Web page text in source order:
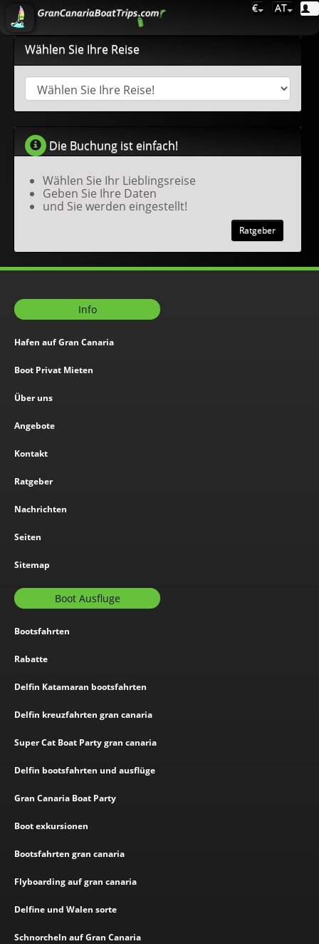
€ AT
Wählen Sie Ihre Reise
Die Buchung ist einfach!
Wählen Sie Ihr Lieblingsreise
Geben Sie Ihre Daten
und Sie werden eingestellt!
Ratgeber
Info
Hafen auf Gran Canaria
Boot Privat Mieten
Über uns
Angebote
Kontakt
Ratgeber
Nachrichten
Seiten
Sitemap
Boot Ausfluge
Bootsfahrten
Rabatte
Delfin Katamaran bootsfahrten
Delfin kreuzfahrten gran canaria
Super Cat Boat Party gran canaria
Delfin bootsfahrten und ausflüge
Gran Canaria Boat Party
Boot exkursionen
Bootsfahrten gran canaria
Flyboarding auf gran canaria
Delfine und Walen sorte
Schnorcheln auf Gran Canaria